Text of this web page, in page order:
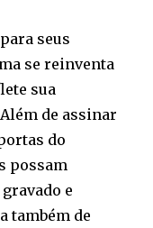
seus
se reinventa
sua
de assinar
do
possam
e
também de